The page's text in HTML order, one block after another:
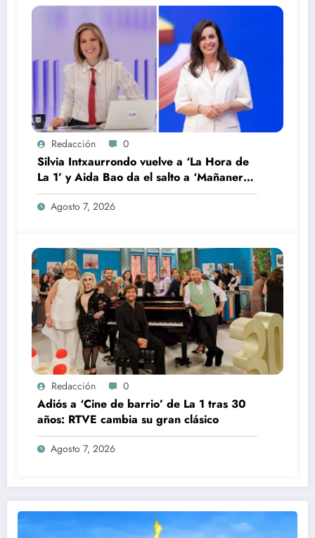
Redacción 0
Silvia Intxaurrondo vuelve a ‘La Hora de
La 1’ y Aida Bao da el salto a ‘Mañaneros
360’
Agosto 7, 2026
Redacción 0
Adiós a ‘Cine de barrio’ de La 1 tras 30
años: RTVE cambia su gran clásico
Agosto 7, 2026